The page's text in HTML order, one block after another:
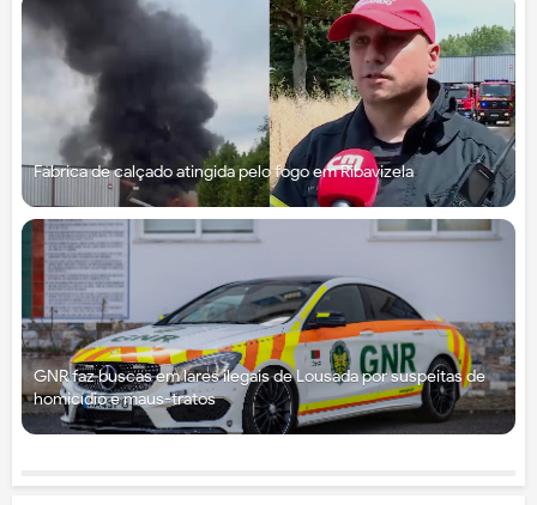
Fábrica de calçado atingida pelo fogo em Ribavizela
GNR faz buscas em lares ilegais de Lousada por suspeitas de
homicídio e maus-tratos